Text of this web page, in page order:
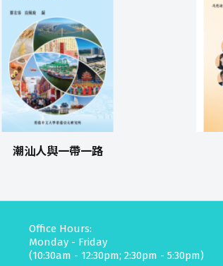
潮汕人與一帶一路
Office Hours:
Monday - Friday
(10:30am - 12:30pm; 2:30pm - 5:30pm)